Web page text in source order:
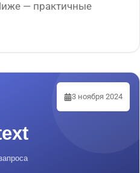
— практичные
3 ноября 2024